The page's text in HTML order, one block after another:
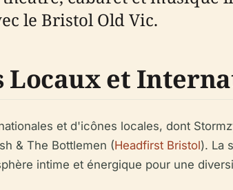
le Bristol Old Vic.
Locaux et
et d'icônes locales, dont
& The Bottlemen (Headfirst Bristol). La
intime et énergique pour une